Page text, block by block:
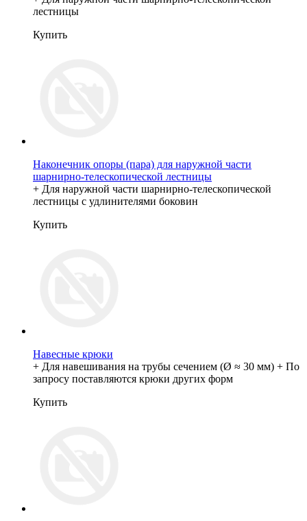
лестницы
Купить
Наконечник опоры (пара) для наружной части
шарнирно-телескопической лестницы
+ Для наружной части шарнирно-телескопической
лестницы с удлинителями боковин
Купить
Навесные крюки
+ Для навешивания на трубы сечением (Ø ≈ 30 мм) + По
запросу поставляются крюки других форм
Купить